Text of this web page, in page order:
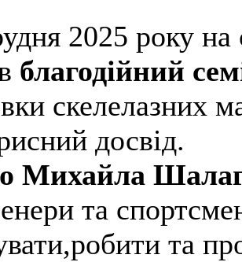
2025 року
благодійний
скелелазних
досвід.
Михайла
та
та